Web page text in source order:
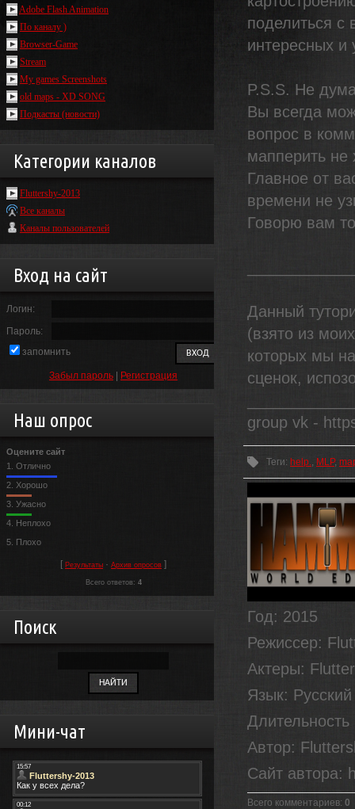
Adobe Flash Animation
По каналу )
Browser-Game
Stream
My games Screenshots
old maps - XD SONG
Подкасты (новости)
Категории каналов
Fluttershy-2013
Все каналы
Каналы пользователей
Вход на сайт
Логин:
Пароль:
запомнить
Забыл пароль Регистрация
Наш опрос
Оцените сайт
1. Отлично
2. Хорошо
3. Ужасно
4. Неплохо
5. Плохо
[ Результаты · Архив опросов ]
Всего ответов: 4
Поиск
Мини-чат
поделиться с
интересных и
P.S.S. Не
Вы всегда
вопрос в
мапперить
Главное от
времени не
Говорю вам
Данный
(взято из
которых мы
сценок,
group vk -
Теги: help., MLP,
Год: 2015
Режиссер:
Актеры:
Язык: Русский
Автор:
Сайт автора:
Всего комментариев: 0